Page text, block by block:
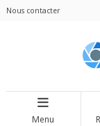
Nous contacter
Menu